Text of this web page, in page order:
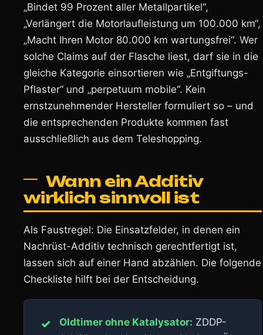
„Bindet 99 Prozent aller Metallpartikel“,
„Verlängert die Motorlaufleistung um 100.000 km“,
„Macht Ihren Motor 80.000 km wartungsfrei“. Wer
solche Claims auf der Flasche liest, darf sie in die
gleiche Kategorie einsortieren wie „Entgiftungs-
Pflaster“ und „perpetuum mobile“. Kein
ernstzunehmender Hersteller formuliert so – und
die entsprechenden Produkte kommen fast
ausschließlich aus dem Teleshopping.
Wann ein Additiv
wirklich sinnvoll ist
Als Faustregel: Die Einsatzfelder, in denen ein
Nachrüst-Additiv technisch gerechtfertigt ist,
lassen sich auf einer Hand abzählen. Die folgende
Checkliste hilft bei der Entscheidung.
✓ Oldtimer ohne Katalysator: ZDDP-